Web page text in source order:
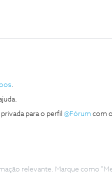
.
para o perfil @Fórum com
relevante. Marque como